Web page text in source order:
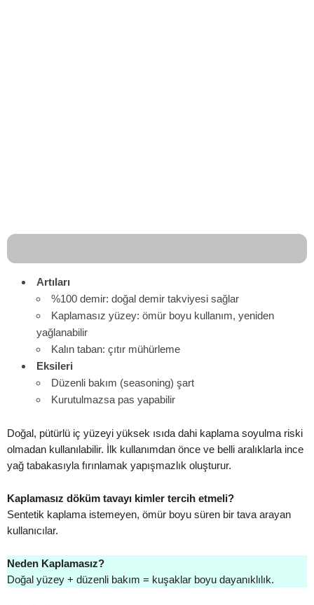
Artıları
%100 demir: doğal demir takviyesi sağlar
Kaplamasız yüzey: ömür boyu kullanım, yeniden
yağlanabilir
Kalın taban: çıtır mühürleme
Eksileri
Düzenli bakım (seasoning) şart
Kurutulmazsa pas yapabilir
Doğal, pütürlü iç yüzeyi yüksek ısıda dahi kaplama soyulma riski
olmadan kullanılabilir. İlk kullanımdan önce ve belli aralıklarla ince
yağ tabakasıyla fırınlamak yapışmazlık oluşturur.
Kaplamasız döküm tavayı kimler tercih etmeli?
Sentetik kaplama istemeyen, ömür boyu süren bir tava arayan
kullanıcılar.
Neden Kaplamasız?
Doğal yüzey + düzenli bakım = kuşaklar boyu dayanıklılık.